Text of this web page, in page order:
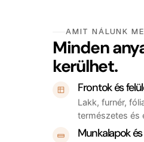
AMIT NÁLUNK
Minden
kerülhet.
Frontok és
Lakk, furnér,
természetes és
Munkalapok